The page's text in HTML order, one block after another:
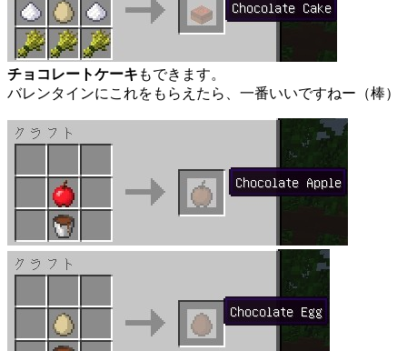
チョコレートケーキ もできます。
バレンタインにこれをもらえたら、一番いいですねー（棒）